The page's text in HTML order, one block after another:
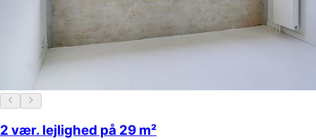
2 vær. lejlighed på 29 m²